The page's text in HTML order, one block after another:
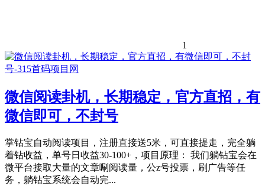
1
微信阅读卦机，长期稳定，官方直招，有
微信即可，不封号
掌钻宝自动阅读项目，注册直接送5米，可直接提走，完全躺
着钻收益，单号日收益30-100+，项目原理： 我们躺钻宝会在
微平台接取大量的文章唰阅读量，公z号投票，刷广告等任
务，躺钻宝系统会自动完...